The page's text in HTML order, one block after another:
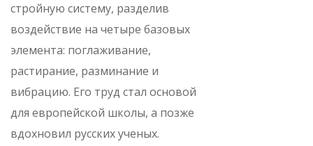
стройную систему, разделив
воздействие на четыре базовых
элемента: поглаживание,
растирание, разминание и
вибрацию. Его труд стал основой
для европейской школы, а позже
вдохновил русских ученых.